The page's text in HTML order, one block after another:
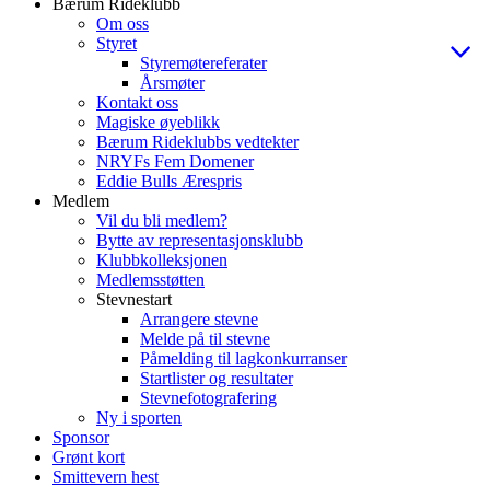
Bærum Rideklubb
Om oss
Styret
Styremøtereferater
Årsmøter
Kontakt oss
Magiske øyeblikk
Bærum Rideklubbs vedtekter
NRYFs Fem Domener
Eddie Bulls Ærespris
Medlem
Vil du bli medlem?
Bytte av representasjonsklubb
Klubbkolleksjonen
Medlemsstøtten
Stevnestart
Arrangere stevne
Melde på til stevne
Påmelding til lagkonkurranser
Startlister og resultater
Stevnefotografering
Ny i sporten
Sponsor
Grønt kort
Smittevern hest